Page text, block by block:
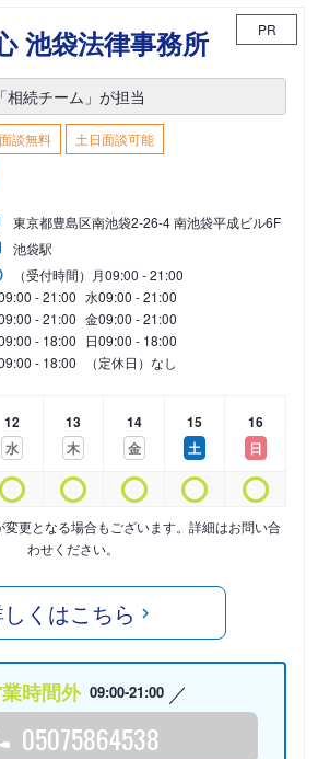
池袋法律事務所 PR
続チーム」が担当
談無料
土日面談可能
東京都豊島区南池袋2-26-4 南池袋平成ビル6F
池袋駅
（受付時間） 月09:00 - 21:00
- 21:00 水09:00 - 21:00
- 21:00 金09:00 - 21:00
- 18:00 日09:00 - 18:00
- 18:00 （定休日）なし
12
水
13
木
14
金
15
土
16
日
更となる場合もございます。詳細はお問い合
わせください。
くはこちら
時間外 09:00-21:00
05075864538